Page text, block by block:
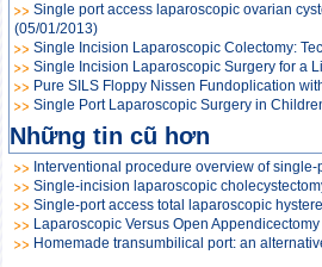
Single port access laparoscopic ovarian
(05/01/2013)
Single Incision Laparoscopic Colectomy:
Single Incision Laparoscopic Surgery for a
Pure SILS Floppy Nissen Fundoplication
Single Port Laparoscopic Surgery in
Những tin cũ hơn
Interventional procedure overview of
Single-incision laparoscopic
Single-port access total laparoscopic
Laparoscopic Versus Open
Homemade transumbilical port: an